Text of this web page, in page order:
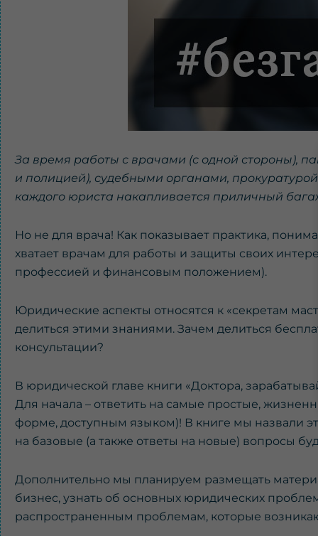
За время работы с врачами (с одной стороны),
и полицией), судебными органами,
каждого юриста накапливается приличный
Но не для врача! Как показывает практика,
хватает врачам для работы и защиты своих
профессией и финансовым положением).
Юридические аспекты относятся к «секретам
делиться этими знаниями. Зачем делиться
консультации?
В юридической главе книги «Доктора,
Для начала – ответить на самые простые,
форме, доступным языком)! В книге мы назвали
на базовые (а также ответы на новые) вопросы
Дополнительно мы планируем размещать
бизнес, узнать об основных юридических
распространенным проблемам, которые